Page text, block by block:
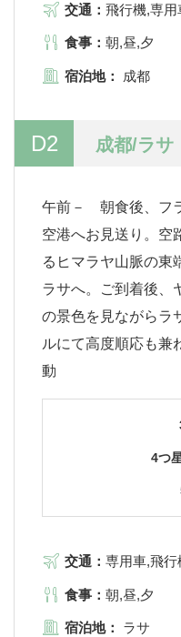
交通： 飛行機,専用
食事： 朝,昼,夕
宿泊地： 成都
D2 成都/ラサ
午前－ 朝食後、フ
空港へお見送り。空
るヒマラヤ山脈の東
ラサへ。ご到着後、
の景色を見ながらラ
ルにて高度順応も
動
4つ
交通： 専用車,飛行
食事： 朝,昼,夕
宿泊地： ラサ